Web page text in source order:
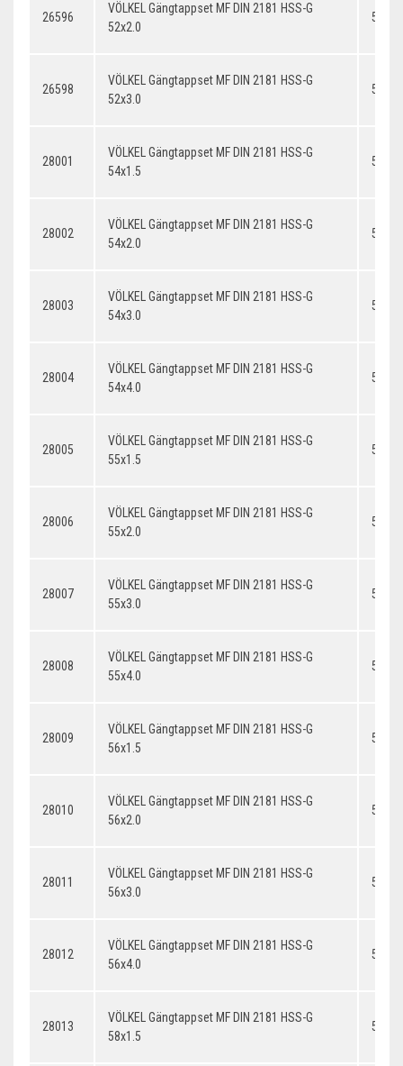
26596
VÖLKEL Gängtappset MF DIN 2181 HSS-G
52x2.0
26598
VÖLKEL Gängtappset MF DIN 2181 HSS-G
52x3.0
28001
VÖLKEL Gängtappset MF DIN 2181 HSS-G
54x1.5
28002
VÖLKEL Gängtappset MF DIN 2181 HSS-G
54x2.0
28003
VÖLKEL Gängtappset MF DIN 2181 HSS-G
54x3.0
28004
VÖLKEL Gängtappset MF DIN 2181 HSS-G
54x4.0
28005
VÖLKEL Gängtappset MF DIN 2181 HSS-G
55x1.5
28006
VÖLKEL Gängtappset MF DIN 2181 HSS-G
55x2.0
28007
VÖLKEL Gängtappset MF DIN 2181 HSS-G
55x3.0
28008
VÖLKEL Gängtappset MF DIN 2181 HSS-G
55x4.0
28009
VÖLKEL Gängtappset MF DIN 2181 HSS-G
56x1.5
28010
VÖLKEL Gängtappset MF DIN 2181 HSS-G
56x2.0
28011
VÖLKEL Gängtappset MF DIN 2181 HSS-G
56x3.0
28012
VÖLKEL Gängtappset MF DIN 2181 HSS-G
56x4.0
28013
VÖLKEL Gängtappset MF DIN 2181 HSS-G
58x1.5